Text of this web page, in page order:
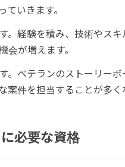
ていきます。
。経験を積み、技術やス
会が増えます。
。ベテランのストーリーボ
案件を担当することが多く
必要な資格